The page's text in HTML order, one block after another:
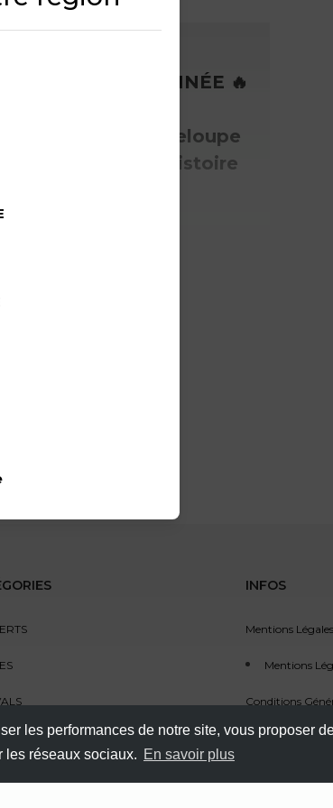
les performances de notre site, vous proposer
les réseaux sociaux. En savoir plus
MUSICAL DE L’ANNÉE 🔥
de la Guadeloupe
de musique et d’histoire
du Gosier
: La Perfecta
Jean-Michel Rotin,
Soudourayen et
!
places (quantité
INFOS
Mentions Légales
Mentions
Conditions
Service Clients -